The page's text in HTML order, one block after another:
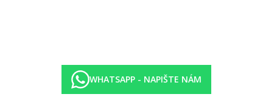
WHATSAPP - NAPIŠTE NÁM